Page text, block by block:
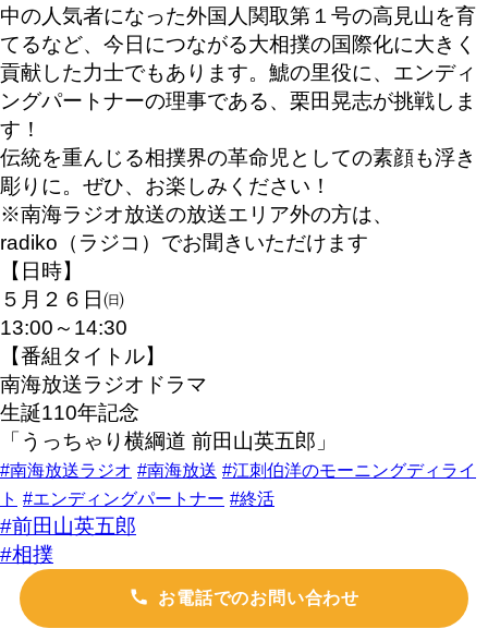
中の人気者になった外国人関取第１号の高見山を育
てるなど、今日につながる大相撲の国際化に大きく
貢献した力士でもあります。 鯱の里役に、エンディ
ングパートナーの理事である、栗田晃志が挑戦しま
す！
伝統を重んじる相撲界の革命児としての素顔も浮き
彫りに。ぜひ、お楽しみください！
※南海ラジオ放送の放送エリア外の方は、
radiko（ラジコ）でお聞きいただけます
【日時】
５月２６日㈰
13:00～14:30
【番組タイトル】
南海放送ラジオドラマ
生誕110年記念
「うっちゃり横綱道 前田山英五郎」
#南海放送ラジオ #南海放送 #江刺伯洋のモーニングディライ
ト #エンディングパートナー #終活
#前田山英五郎
#相撲
お電話でのお問い合わせ